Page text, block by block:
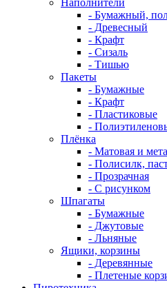
Наполнители
- Бумажный,
- Древесный
- Крафт
- Сизаль
- Тишью
Пакеты
- Бумажные
- Крафт
- Пластиковые
-
Плёнка
- Матовая и
- Полисилк,
- Прозрачная
- С рисунком
Шпагаты
- Бумажные
- Джутовые
- Льняные
Ящики, корзины
- Деревянные
- Плетеные